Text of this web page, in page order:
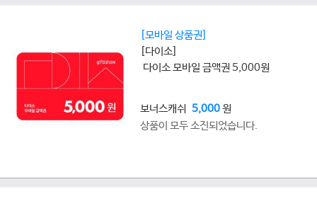
[모바일 상품권]
[다이소]
다이소 모바일 금액권 5,000원
보너스캐쉬 5,000원
상품이 모두 소진되었습니다.